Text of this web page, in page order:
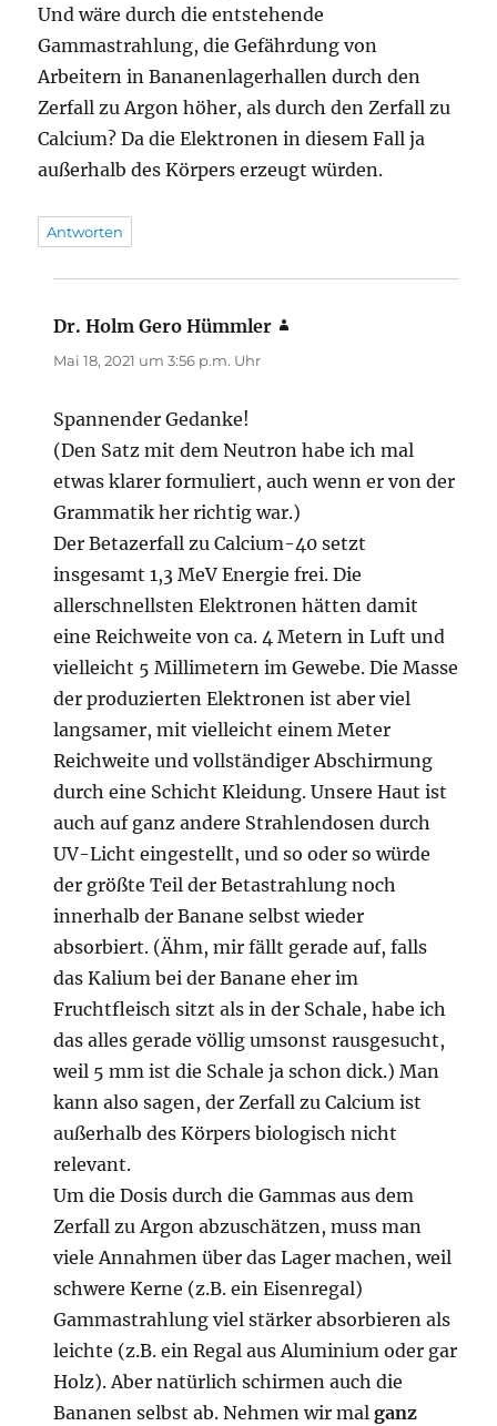
Und wäre durch die entstehende
Gammastrahlung, die Gefährdung von
Arbeitern in Bananenlagerhallen durch den
Zerfall zu Argon höher, als durch den Zerfall zu
Calcium? Da die Elektronen in diesem Fall ja
außerhalb des Körpers erzeugt würden.
Antworten
Dr. Holm Gero Hümmler
Mai 18, 2021 um 3:56 p.m. Uhr
Spannender Gedanke!
(Den Satz mit dem Neutron habe ich mal
etwas klarer formuliert, auch wenn er von der
Grammatik her richtig war.)
Der Betazerfall zu Calcium-40 setzt
insgesamt 1,3 MeV Energie frei. Die
allerschnellsten Elektronen hätten damit
eine Reichweite von ca. 4 Metern in Luft und
vielleicht 5 Millimetern im Gewebe. Die Masse
der produzierten Elektronen ist aber viel
langsamer, mit vielleicht einem Meter
Reichweite und vollständiger Abschirmung
durch eine Schicht Kleidung. Unsere Haut ist
auch auf ganz andere Strahlendosen durch
UV-Licht eingestellt, und so oder so würde
der größte Teil der Betastrahlung noch
innerhalb der Banane selbst wieder
absorbiert. (Ähm, mir fällt gerade auf, falls
das Kalium bei der Banane eher im
Fruchtfleisch sitzt als in der Schale, habe ich
das alles gerade völlig umsonst rausgesucht,
weil 5 mm ist die Schale ja schon dick.) Man
kann also sagen, der Zerfall zu Calcium ist
außerhalb des Körpers biologisch nicht
relevant.
Um die Dosis durch die Gammas aus dem
Zerfall zu Argon abzuschätzen, muss man
viele Annahmen über das Lager machen, weil
schwere Kerne (z.B. ein Eisenregal)
Gammastrahlung viel stärker absorbieren als
leichte (z.B. ein Regal aus Aluminium oder gar
Holz). Aber natürlich schirmen auch die
Bananen selbst ab. Nehmen wir malganz